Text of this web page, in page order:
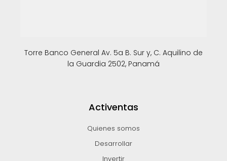
Torre Banco General Av. 5a B. Sur y, C. Aquilino de
la Guardia 2502, Panamá
Activentas
Quienes somos
Desarrollar
Invertir